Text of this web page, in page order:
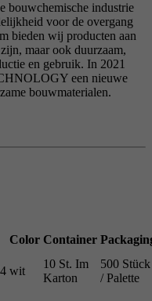
bouwchemische industrie
voor de overgang
bieden wij producten aan
maar ook duurzaam,
en gebruik. In 2021
een nieuwe
bouwmaterialen.
Color Container
wit
10 St. Im
Karton
500 Stück
/ Palette